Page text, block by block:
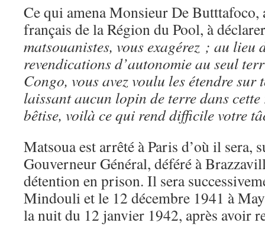
Ce qui amena Monsieur De
français de la Région du Pool, à
matsouanistes, vous exagérez ; au lieu
revendications d’autonomie au seul
Congo, vous avez voulu les étendre sur
laissant aucun lopin de terre dans
bêtise, voilà ce qui rend difficile votre
Matsoua est arrêté à Paris d’où il sera,
Gouverneur Général, déféré à
détention en prison. Il sera
Mindouli et le 12 décembre 1941 à
la nuit du 12 janvier 1942, après avoir